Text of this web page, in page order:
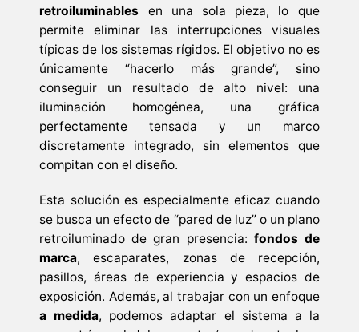
retroiluminables en una sola pieza, lo que
permite eliminar las interrupciones visuales
típicas de los sistemas rígidos. El objetivo no es
únicamente “hacerlo más grande”, sino
conseguir un resultado de alto nivel: una
iluminación homogénea, una gráfica
perfectamente tensada y un marco
discretamente integrado, sin elementos que
compitan con el diseño.
Esta solución es especialmente eficaz cuando
se busca un efecto de “pared de luz” o un plano
retroiluminado de gran presencia: fondos de
marca, escaparates, zonas de recepción,
pasillos, áreas de experiencia y espacios de
exposición. Además, al trabajar con un enfoque
a medida, podemos adaptar el sistema a la